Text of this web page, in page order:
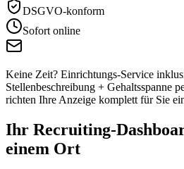
DSGVO-konform
Sofort online
Keine Zeit? Einrichtungs-Service
Stellenbeschreibung + Gehaltsspanne
richten Ihre Anzeige komplett für Sie
Ihr Recruiting-
einem Ort